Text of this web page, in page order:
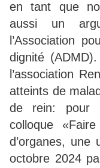
en tant que
aussi un
l’Association
dignité
l’association
atteints de
de rein: pour
colloque
d’organes, une
octobre 2024